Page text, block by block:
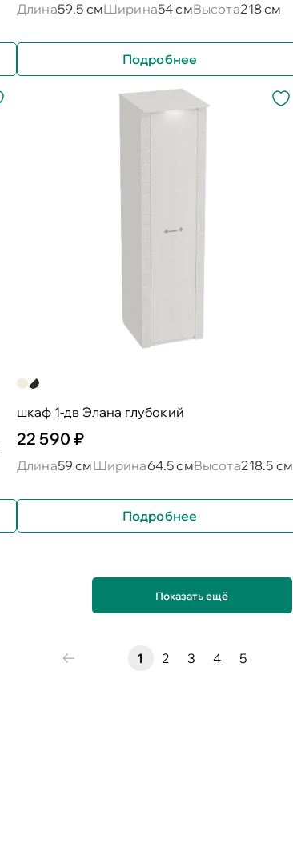
Длина59.5 смШирина54 смВысота218 см
Подробнее
шкаф 1-дв Элана глубокий
22 590 ₽
Длина59 смШирина64.5 смВысота218.5 см
Подробнее
Показать ещё
1 2 3 4 5